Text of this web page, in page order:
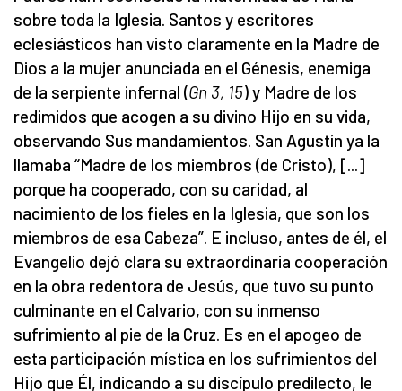
sobre toda la Iglesia. Santos y escritores
eclesiásticos han visto claramente en la Madre de
Dios a la mujer anunciada en el Génesis, enemiga
de la serpiente infernal (Gn 3, 15) y Madre de los
redimidos que acogen a su divino Hijo en su vida,
observando Sus mandamientos. San Agustín ya la
llamaba “Madre de los miembros (de Cristo), [...]
porque ha cooperado, con su caridad, al
nacimiento de los fieles en la Iglesia, que son los
miembros de esa Cabeza”. E incluso, antes de él, el
Evangelio dejó clara su extraordinaria cooperación
en la obra redentora de Jesús, que tuvo su punto
culminante en el Calvario, con su inmenso
sufrimiento al pie de la Cruz. Es en el apogeo de
esta participación mística en los sufrimientos del
Hijo que Él, indicando a su discípulo predilecto, le